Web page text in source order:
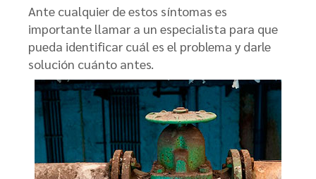
Ante cualquier de estos síntomas es
importante llamar a un especialista para que
pueda identificar cuál es el problema y darle
solución cuánto antes.